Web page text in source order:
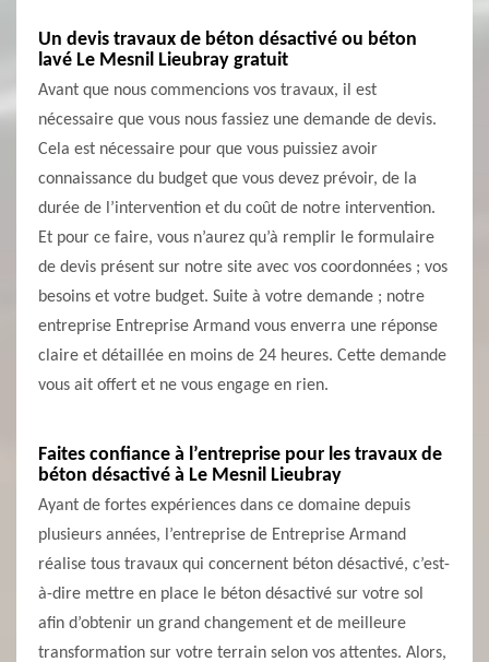
Un devis travaux de béton désactivé ou béton
lavé Le Mesnil Lieubray gratuit
Avant que nous commencions vos travaux, il est
nécessaire que vous nous fassiez une demande de devis.
Cela est nécessaire pour que vous puissiez avoir
connaissance du budget que vous devez prévoir, de la
durée de l’intervention et du coût de notre intervention.
Et pour ce faire, vous n’aurez qu’à remplir le formulaire
de devis présent sur notre site avec vos coordonnées ; vos
besoins et votre budget. Suite à votre demande ; notre
entreprise Entreprise Armand vous enverra une réponse
claire et détaillée en moins de 24 heures. Cette demande
vous ait offert et ne vous engage en rien.
Faites confiance à l’entreprise pour les travaux de
béton désactivé à Le Mesnil Lieubray
Ayant de fortes expériences dans ce domaine depuis
plusieurs années, l’entreprise de Entreprise Armand
réalise tous travaux qui concernent béton désactivé, c’est-
à-dire mettre en place le béton désactivé sur votre sol
afin d’obtenir un grand changement et de meilleure
transformation sur votre terrain selon vos attentes. Alors,